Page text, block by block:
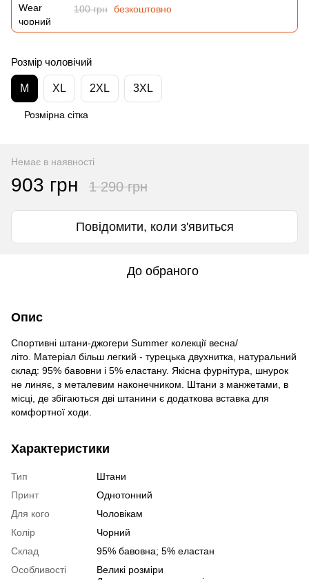
100 грн безкоштовно
Розмір чоловічий
M XL 2XL 3XL
Розмірна сітка
Немає в наявності
903 грн 1 290 грн
Повідомити, коли з'явиться
До обраного
Опис
Спортивні штани-джогери Summer колекції весна/
літо. Матеріал більш легкий - турецька двухнитка, натуральний
склад: 95% бавовни і 5% еластану. Якісна фурнітура, шнурок
не линяє, з металевим наконечником. Штани з манжетами, в
місці, де збігаються дві штанини є додаткова вставка для
комфортної ходи.
Характеристики
Тип
Штани
Принт
Однотонний
Для кого
Чоловікам
Колір
Чорний
Склад
95% бавовна; 5% еластан
Особливості
Великі розміри